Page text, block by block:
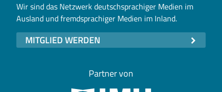
Wir sind das Netzwerk deutschsprachiger Medien im
Ausland und fremdsprachiger Medien im Inland.
MITGLIED WERDEN
Partner von